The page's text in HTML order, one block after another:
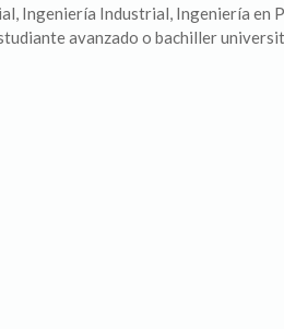
Ingeniería Industrial, Ingeniería en
avanzado o bachiller